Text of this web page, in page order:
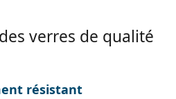
verres de qualité
résistant